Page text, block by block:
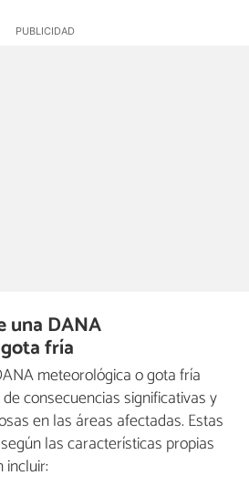
una DANA
fría
meteorológica o gota fría
consecuencias significativas y
en las áreas afectadas. Estas
las características propias
incluir: